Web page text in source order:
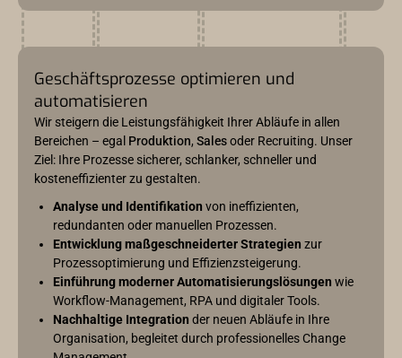
Geschäftsprozesse optimieren und
automatisieren
Wir steigern die Leistungsfähigkeit Ihrer Abläufe in allen
Bereichen – egal Produktion, Salesoder Recruiting. Unser
Ziel: Ihre Prozesse sicherer, schlanker, schneller und
kosteneffizienter zu gestalten.
Analyse und Identifikation von ineffizienten,
redundanten oder manuellen Prozessen.
Entwicklung maßgeschneiderter Strategien zur
Prozessoptimierung und Effizienzsteigerung.
Einführung moderner Automatisierungslösungen wie
Workflow-Management, RPA und digitaler Tools.
Nachhaltige Integration der neuen Abläufe in Ihre
Organisation, begleitet durch professionelles Change